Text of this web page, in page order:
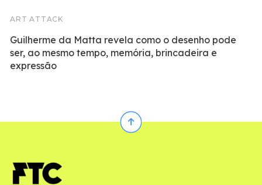
ART ATTACK
Guilherme da Matta revela como o desenho pode
ser, ao mesmo tempo, memória, brincadeira e
expressão